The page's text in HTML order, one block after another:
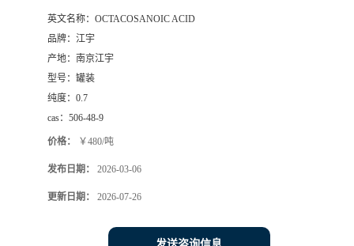
英文名称： OCTACOSANOIC ACID
品牌： 江宇
产地： 南京江宇
型号： 罐装
纯度： 0.7
cas： 506-48-9
价格： ￥480/吨
发布日期： 2026-03-06
更新日期： 2026-07-26